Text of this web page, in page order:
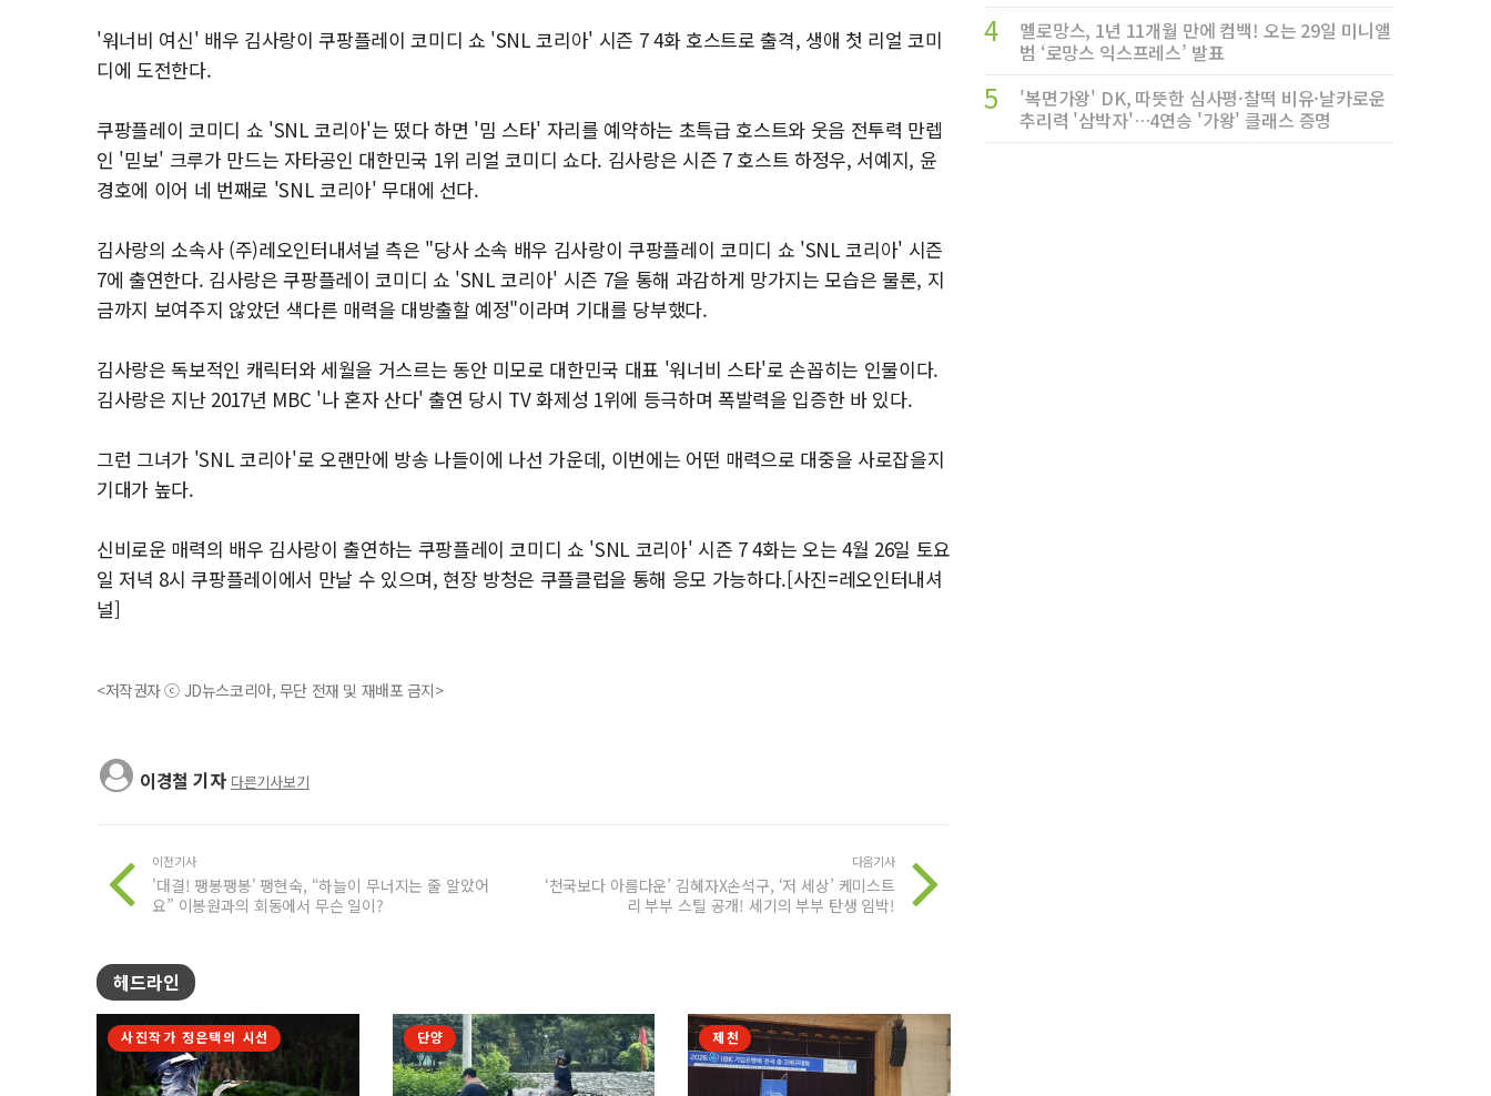
'워너비 여신' 배우 김사랑이 쿠팡플레이 코미디 쇼 'SNL 코리아' 시즌 7 4화 호스트로 출격, 생애 첫 리얼 코미
디에 도전한다.
쿠팡플레이 코미디 쇼 'SNL 코리아'는 떴다 하면 '밈 스타' 자리를 예약하는 초특급 호스트와 웃음 전투력 만렙
인 '믿보' 크루가 만드는 자타공인 대한민국 1위 리얼 코미디 쇼다. 김사랑은 시즌 7 호스트 하정우, 서예지, 윤
경호에 이어 네 번째로 'SNL 코리아' 무대에 선다.
김사랑의 소속사 (주)레오인터내셔널 측은 "당사 소속 배우 김사랑이 쿠팡플레이 코미디 쇼 'SNL 코리아' 시즌
7에 출연한다. 김사랑은 쿠팡플레이 코미디 쇼 'SNL 코리아' 시즌 7을 통해 과감하게 망가지는 모습은 물론, 지
금까지 보여주지 않았던 색다른 매력을 대방출할 예정"이라며 기대를 당부했다.
김사랑은 독보적인 캐릭터와 세월을 거스르는 동안 미모로 대한민국 대표 '워너비 스타'로 손꼽히는 인물이다.
김사랑은 지난 2017년 MBC '나 혼자 산다' 출연 당시 TV 화제성 1위에 등극하며 폭발력을 입증한 바 있다.
그런 그녀가 'SNL 코리아'로 오랜만에 방송 나들이에 나선 가운데, 이번에는 어떤 매력으로 대중을 사로잡을지
기대가 높다.
신비로운 매력의 배우 김사랑이 출연하는 쿠팡플레이 코미디 쇼 'SNL 코리아' 시즌 7 4화는 오는 4월 26일 토요
일 저녁 8시 쿠팡플레이에서 만날 수 있으며, 현장 방청은 쿠플클럽을 통해 응모 가능하다.[사진=레오인터내셔
널]
<저작권자 ⓒ JD뉴스코리아, 무단 전재 및 재배포 금지>
이경철 기자 다른기사보기
이전기사
'대결! 팽봉팽봉' 팽현숙, “하늘이 무너지는 줄 알았어
요” 이봉원과의 회동에서 무슨 일이?
다음기사
‘천국보다 아름다운’ 김혜자X손석구, ‘저 세상’ 케미스트
리 부부 스틸 공개! 세기의 부부 탄생 임박!
헤드라인
사진작가 정은택의 시선 단양 제천
4
멜로망스, 1년 11개월 만에 컴백! 오는 29일 미니앨
범 ‘로망스 익스프레스’ 발표
5
'복면가왕' DK, 따뜻한 심사평·찰떡 비유·날카로운
추리력 '삼박자'…4연승 '가왕' 클래스 증명